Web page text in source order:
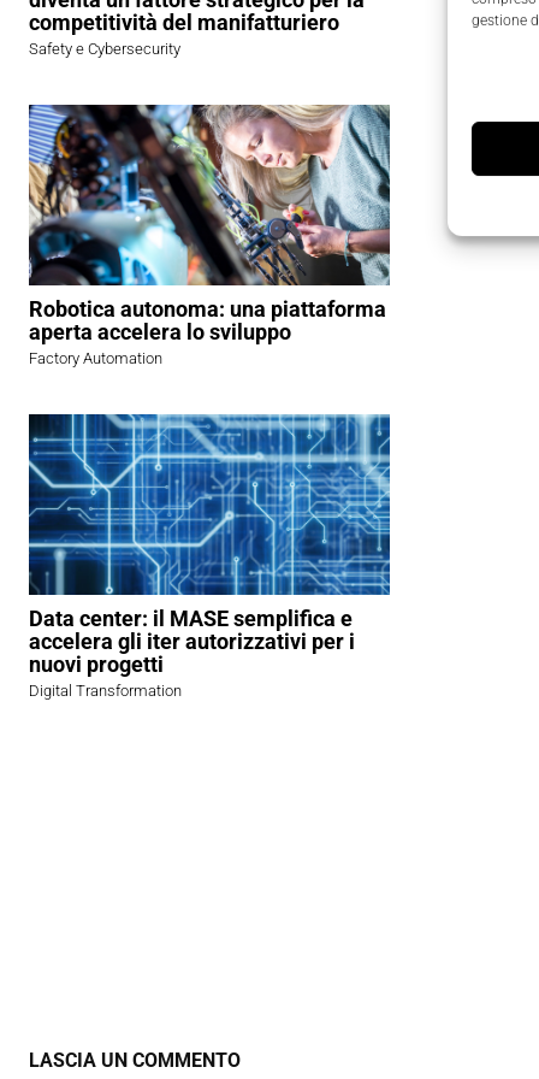
gestione
competitività del manifatturiero
Safety e Cybersecurity
Robotica autonoma: una piattaforma
aperta accelera lo sviluppo
Factory Automation
Data center: il MASE semplifica e
accelera gli iter autorizzativi per i
nuovi progetti
Digital Transformation
LASCIA UN COMMENTO